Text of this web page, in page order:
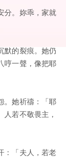
分。妳乖，家就
默的裂痕。她仍
哼一聲，像把耶
。她祈禱：「耶
若不敬畏主，
：「夫人，若老